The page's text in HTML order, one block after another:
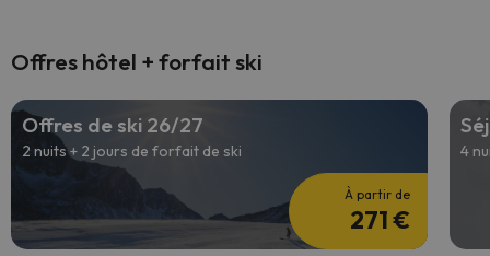
Offres hôtel + forfait ski
Offres de ski 26/27
2 nuits + 2 jours de forfait de ski
À partir de
271 €
4